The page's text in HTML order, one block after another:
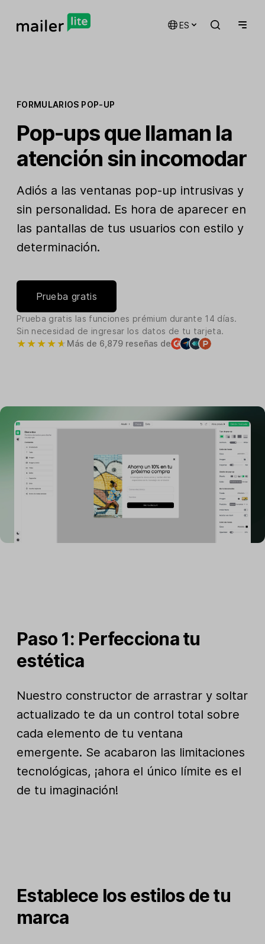
ES
FORMULARIOS POP-UP
Pop-ups que llaman la
atención sin incomodar
Adiós a las ventanas pop-up intrusivas y
sin personalidad. Es hora de aparecer en
las pantallas de tus usuarios con estilo y
determinación.
Prueba gratis
Prueba gratis las funciones prémium durante 14 días.
Sin necesidad de ingresar los datos de tu tarjeta.
Más de 6,879 reseñas de
Paso 1: Perfecciona tu
estética
Nuestro constructor de arrastrar y soltar
actualizado te da un control total sobre
cada elemento de tu ventana
emergente. Se acabaron las limitaciones
tecnológicas, ¡ahora el único límite es el
de tu imaginación!
Establece los estilos de tu
marca